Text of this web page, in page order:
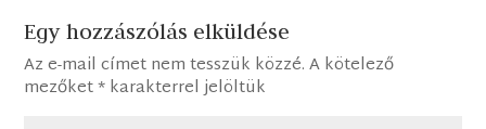
Egy hozzászólás elküldése
Az e-mail címet nem tesszük közzé. A kötelező
mezőket*karakterrel jelöltük